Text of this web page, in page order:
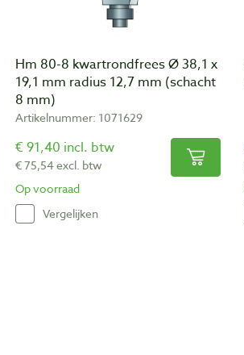
Hm 80-8 kwartrondfrees Ø 38,1 x
19,1 mm radius 12,7 mm (schacht
8 mm)
Artikelnummer: 1071629
€ 91,40 incl. btw
€ 75,54 excl. btw
Op voorraad
Vergelijken